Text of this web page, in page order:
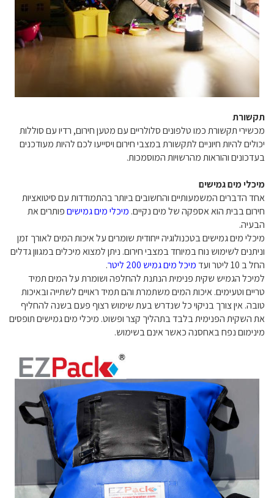
תקשורת
מכשירי תקשורת כמו טלפונים סלולריים עם מטען חירום, רדיו עם סוללות
יכולים להיות חיוניים לתקשורת במצבי חירום ויסייעו לכם להיות מעודכנים
בעדכונים והוראות מהרשויות המוסמכות.
מיכלי מים גמישים
אחד הדברים המשמעותיים והחשובים ביותר בהתמודדות עם סיטואציות
חירום בבית הוא אספקה של מים נקיים. מיכלי מים גמישיםפותרים את
הבעיה.
מיכלי מים גמישים בטכנולוגיה ייחודית שומרים על איכות המים לאורך זמן
וניתנים לשימוש נוח במיוחד במצבי חירום. ניתן למצוא מיכלים במגוון גדלים
החל ב 10 ליטר ועד
מיכל מים גמיש 200 ליטר
.
למיכל הגמיש שקית פנימית הנתנת להחלפה ושומרת על המים תמיד
טריים וטעימים. איכות המים משתמרת והם תמיד ראויים לשתייה ובאיכות
טובה. אין צורך בניקוי כל שנדרש בעת שימוש רצוף פעם בשנה להחליף
את השקית הפנימית בלבד בתהליך קצר ופשוט. מיכלי מים גמישים תופסים
מינימום נפח באחסנה כאשר אינם בשימוש.